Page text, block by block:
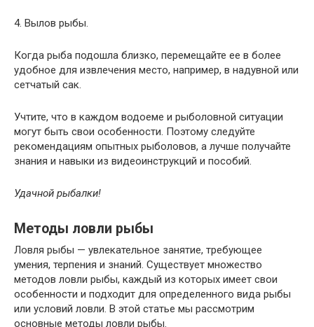
4. Вылов рыбы.
Когда рыба подошла близко, перемещайте ее в более
удобное для извлечения место, например, в надувной или
сетчатый сак.
Учтите, что в каждом водоеме и рыболовной ситуации
могут быть свои особенности. Поэтому следуйте
рекомендациям опытных рыболовов, а лучше получайте
знания и навыки из видеоинструкций и пособий.
Удачной рыбалки!
Методы ловли рыбы
Ловля рыбы — увлекательное занятие, требующее
умения, терпения и знаний. Существует множество
методов ловли рыбы, каждый из которых имеет свои
особенности и подходит для определенного вида рыбы
или условий ловли. В этой статье мы рассмотрим
основные методы ловли рыбы.